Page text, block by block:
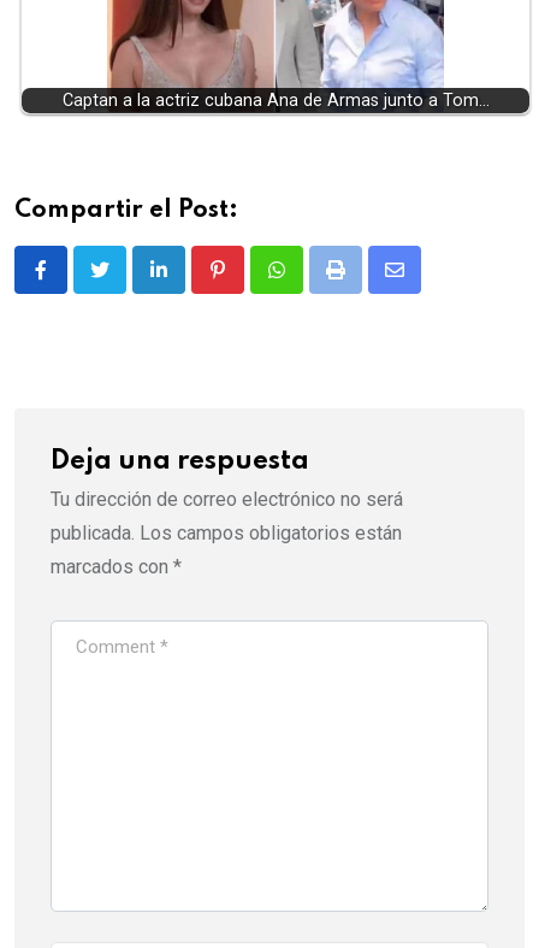
Captan a la actriz cubana Ana de Armas junto a Tom…
Compartir el Post:
LinkedIn PinterestWhatsappPrint
Share
Deja una respuesta
Tu dirección de correo electrónico no será
publicada. Los campos obligatorios están
marcados con *